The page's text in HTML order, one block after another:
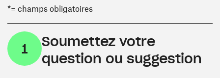
*= champs obligatoires
1
Soumettez votre
question ou suggestion